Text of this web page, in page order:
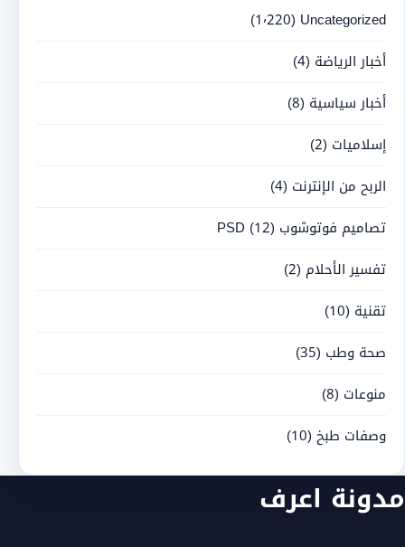
Uncategorized (1٬220)
أخبار الرياضة (4)
أخبار سياسية (8)
إسلاميات (2)
الربح من الإنترنت (4)
تصاميم فوتوشوب PSD (12)
تفسير الأحلام (2)
تقنية (10)
صحة وطب (35)
منوعات (8)
وصفات طبخ (10)
مدونة اعرف